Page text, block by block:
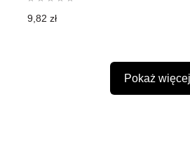
9,82 zł
Pokaż więcej